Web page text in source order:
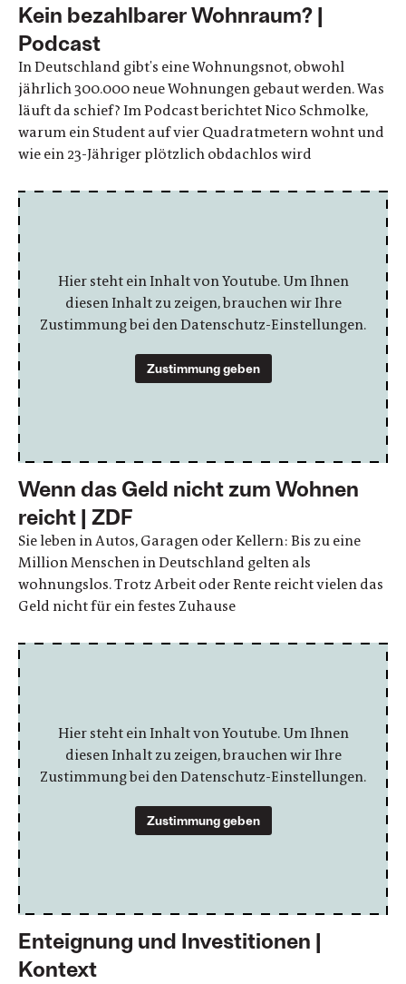
Kein bezahlbarer Wohnraum? |
Podcast
In Deutschland gibt's eine Wohnungsnot, obwohl
jährlich 300.000 neue Wohnungen gebaut werden. Was
läuft da schief? Im Podcast berichtet Nico Schmolke,
warum ein Student auf vier Quadratmetern wohnt und
wie ein 23-Jähriger plötzlich obdachlos wird
Hier steht ein Inhalt von Youtube. Um Ihnen
diesen Inhalt zu zeigen, brauchen wir Ihre
Zustimmung bei den Datenschutz-Einstellungen.
Zustimmung geben
Wenn das Geld nicht zum Wohnen
reicht | ZDF
Sie leben in Autos, Garagen oder Kellern: Bis zu eine
Million Menschen in Deutschland gelten als
wohnungslos. Trotz Arbeit oder Rente reicht vielen das
Geld nicht für ein festes Zuhause
Hier steht ein Inhalt von Youtube. Um Ihnen
diesen Inhalt zu zeigen, brauchen wir Ihre
Zustimmung bei den Datenschutz-Einstellungen.
Zustimmung geben
Enteignung und Investitionen |
Kontext